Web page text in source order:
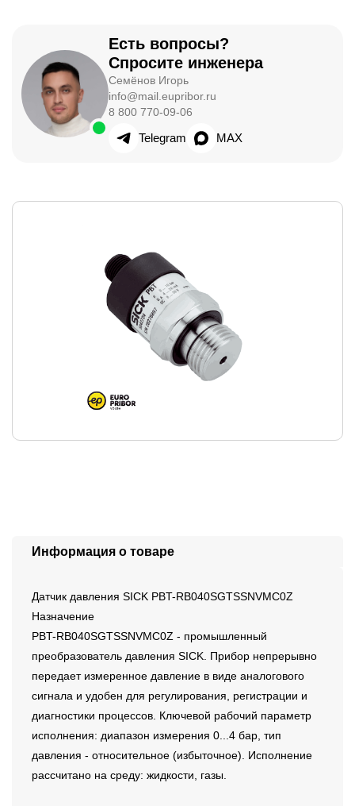
Есть вопросы?
Спросите инженера
Семёнов Игорь
info@mail.eupribor.ru
8 800 770-09-06
Telegram MAX
Информация о товаре
Датчик давления SICK PBT-RB040SGTSSNVMC0Z
Назначение
PBT-RB040SGTSSNVMC0Z - промышленный
преобразователь давления SICK. Прибор непрерывно
передает измеренное давление в виде аналогового
сигнала и удобен для регулирования, регистрации и
диагностики процессов. Ключевой рабочий параметр
исполнения: диапазон измерения 0...4 бар, тип
давления - относительное (избыточное). Исполнение
рассчитано на среду: жидкости, газы.